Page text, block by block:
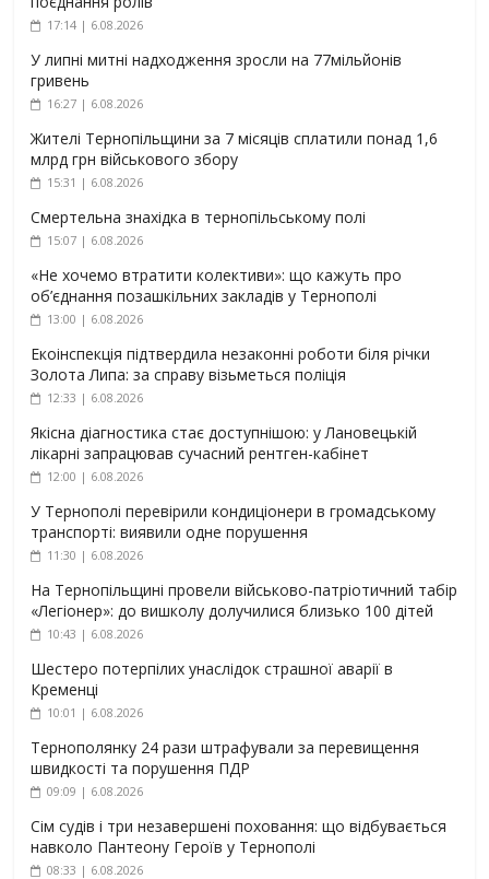
17:14 | 6.08.2026
У липні митні надходження зросли на 77мільйонів
гривень
16:27 | 6.08.2026
Жителі Тернопільщини за 7 місяців сплатили понад 1,6
млрд грн військового збору
15:31 | 6.08.2026
Смертельна знахідка в тернопільському полі
15:07 | 6.08.2026
«Не хочемо втратити колективи»: що кажуть про
об’єднання позашкільних закладів у Тернополі
13:00 | 6.08.2026
Екоінспекція підтвердила незаконні роботи біля річки
Золота Липа: за справу візьметься поліція
12:33 | 6.08.2026
Якісна діагностика стає доступнішою: у Лановецькій
лікарні запрацював сучасний рентген-кабінет
12:00 | 6.08.2026
У Тернополі перевірили кондиціонери в громадському
транспорті: виявили одне порушення
11:30 | 6.08.2026
На Тернопільщині провели військово-патріотичний табір
«Легіонер»: до вишколу долучилися близько 100 дітей
10:43 | 6.08.2026
Шестеро потерпілих унаслідок страшної аварії в
Кременці
10:01 | 6.08.2026
Тернополянку 24 рази штрафували за перевищення
швидкості та порушення ПДР
09:09 | 6.08.2026
Сім судів і три незавершені поховання: що відбувається
навколо Пантеону Героїв у Тернополі
08:33 | 6.08.2026